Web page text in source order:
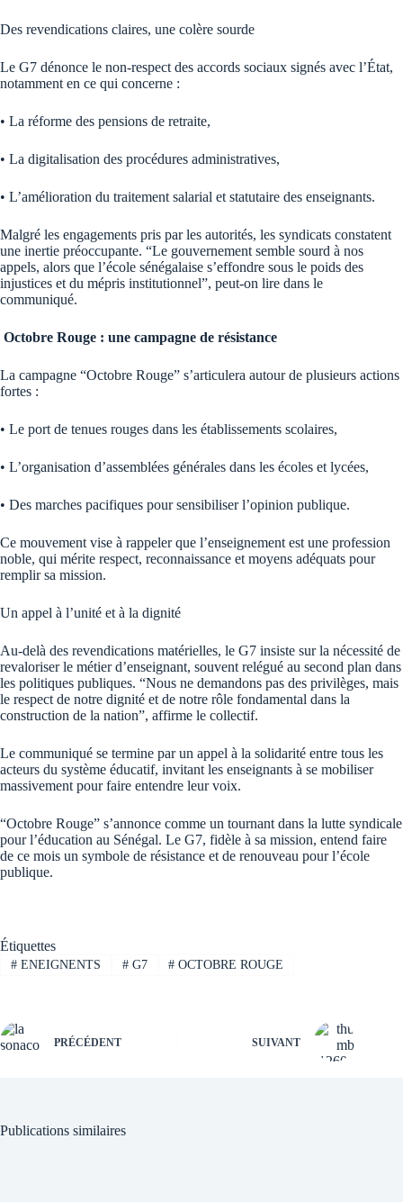
Des revendications claires, une colère sourde
Le G7 dénonce le non-respect des accords sociaux signés avec l’État,
notamment en ce qui concerne :
• La réforme des pensions de retraite,
• La digitalisation des procédures administratives,
• L’amélioration du traitement salarial et statutaire des enseignants.
Malgré les engagements pris par les autorités, les syndicats constatent
une inertie préoccupante. “Le gouvernement semble sourd à nos
appels, alors que l’école sénégalaise s’effondre sous le poids des
injustices et du mépris institutionnel”, peut-on lire dans le
communiqué.
Octobre Rouge : une campagne de résistance
La campagne “Octobre Rouge” s’articulera autour de plusieurs actions
fortes :
• Le port de tenues rouges dans les établissements scolaires,
• L’organisation d’assemblées générales dans les écoles et lycées,
• Des marches pacifiques pour sensibiliser l’opinion publique.
Ce mouvement vise à rappeler que l’enseignement est une profession
noble, qui mérite respect, reconnaissance et moyens adéquats pour
remplir sa mission.
Un appel à l’unité et à la dignité
Au-delà des revendications matérielles, le G7 insiste sur la nécessité de
revaloriser le métier d’enseignant, souvent relégué au second plan dans
les politiques publiques. “Nous ne demandons pas des privilèges, mais
le respect de notre dignité et de notre rôle fondamental dans la
construction de la nation”, affirme le collectif.
Le communiqué se termine par un appel à la solidarité entre tous les
acteurs du système éducatif, invitant les enseignants à se mobiliser
massivement pour faire entendre leur voix.
“Octobre Rouge” s’annonce comme un tournant dans la lutte syndicale
pour l’éducation au Sénégal. Le G7, fidèle à sa mission, entend faire
de ce mois un symbole de résistance et de renouveau pour l’école
publique.
Étiquettes
#ENEIGNENTS #G7 # OCTOBRE ROUGE
PRÉCÉDENT SUIVANT
Publications similaires